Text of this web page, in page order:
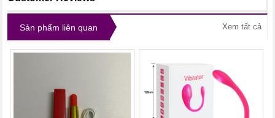
Sản phẩm liên quan Xem tất cả